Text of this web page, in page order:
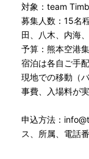
対象：team
募集人数：15名
田、八木、内海
予算：熊本空港
宿泊は各自ご手配
現地での移動（
事費、入場料が
申込方法：
ス、所属、電話